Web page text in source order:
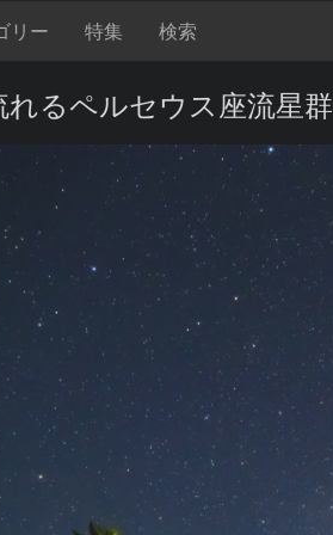
リー 特集 検索
るペルセウス座流星群